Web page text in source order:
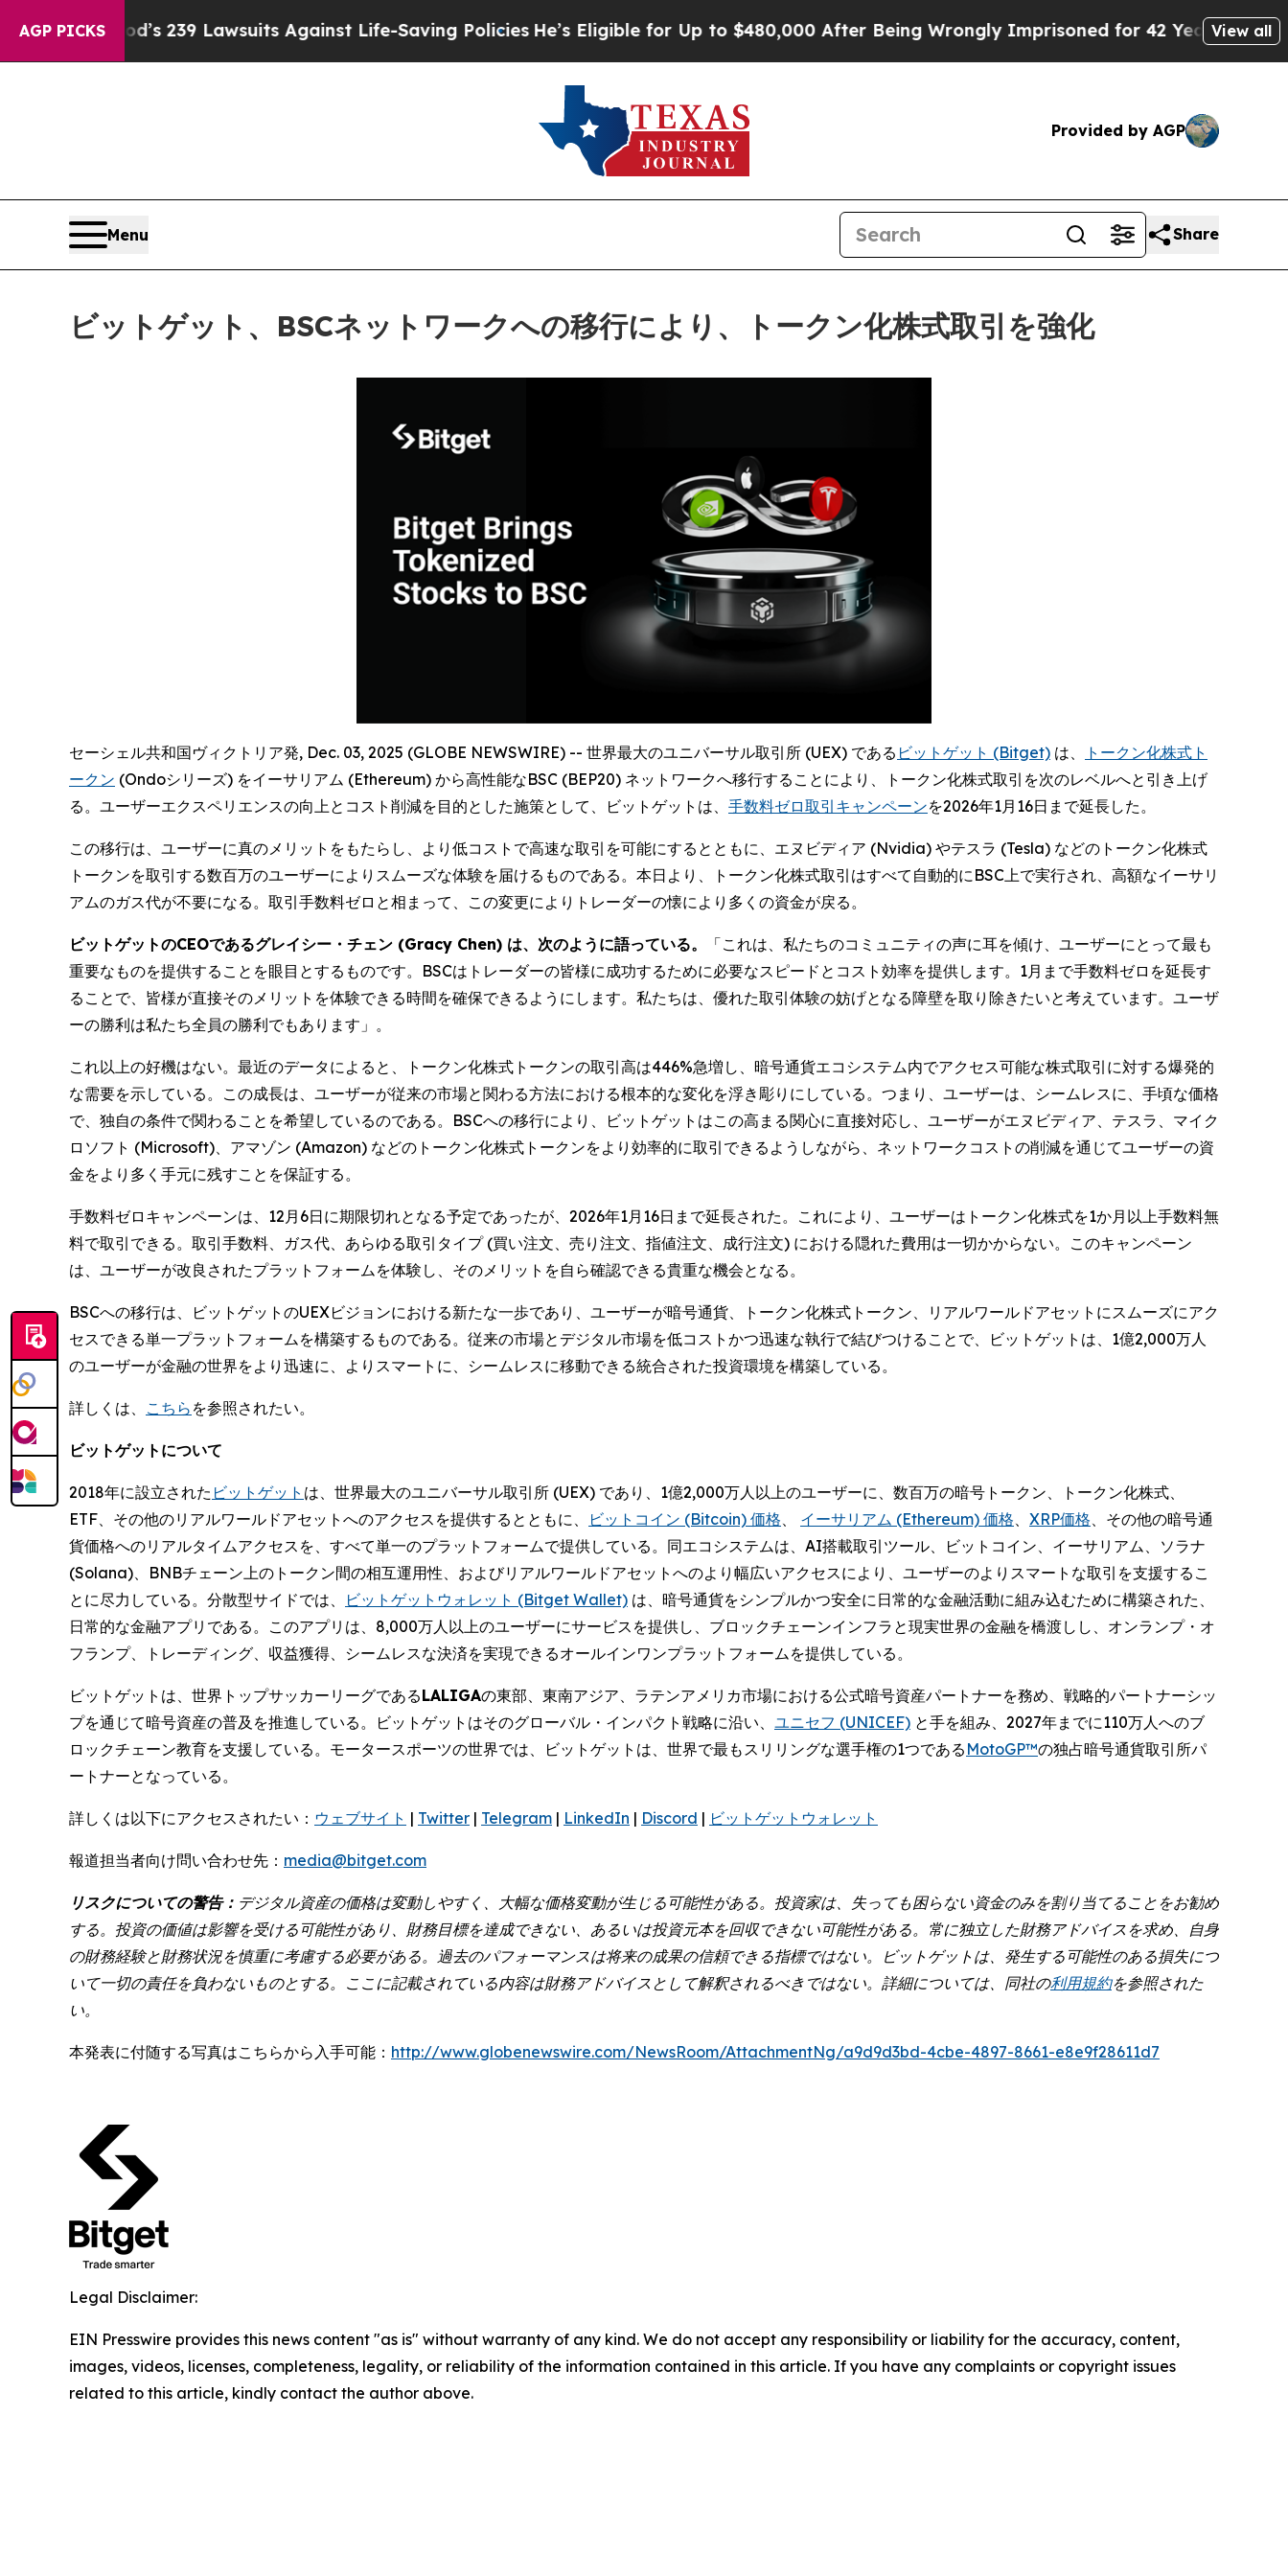
AGP PICKS
Food’s 239 Lawsuits Against Life-Saving PoliciesHe’s Eligible for Up to $480,000 After Being Wrongly Imprisoned for 42 Years. The State Says
View all
Provided by AGP
Menu Share
ビットゲット、BSCネットワークへの移行により、トークン化株式取引を強化
セーシェル共和国ヴィクトリア発, Dec. 03, 2025 (GLOBE NEWSWIRE) -- 世界最大のユニバーサル取引所 (UEX) である ビットゲット (Bitget) は、
トークン化株式ト
ークン (Ondoシリーズ) をイーサリアム (Ethereum) から高性能なBSC (BEP20) ネットワークへ移行することにより、トークン化株式取引を次のレベルへと引き上げ
る。ユーザーエクスペリエンスの向上とコスト削減を目的とした施策として、ビットゲットは、 手数料ゼロ取引キャンペーンを2026年1月16日まで延長した。
この移行は、ユーザーに真のメリットをもたらし、より低コストで高速な取引を可能にするとともに、エヌビディア (Nvidia) やテスラ (Tesla) などのトークン化株式
トークンを取引する数百万のユーザーによりスムーズな体験を届けるものである。本日より、トークン化株式取引はすべて自動的にBSC上で実行され、高額なイーサリ
アムのガス代が不要になる。取引手数料ゼロと相まって、この変更によりトレーダーの懐により多くの資金が戻る。
ビットゲットのCEOであるグレイシー・チェン (Gracy Chen) は、次のように語っている。
「これは、私たちのコミュニティの声に耳を傾け、ユーザーにとって最も
重要なものを提供することを眼目とするものです。BSCはトレーダーの皆様に成功するために必要なスピードとコスト効率を提供します。1月まで手数料ゼロを延長す
ることで、皆様が直接そのメリットを体験できる時間を確保できるようにします。私たちは、優れた取引体験の妨げとなる障壁を取り除きたいと考えています。ユーザ
ーの勝利は私たち全員の勝利でもあります」。
これ以上の好機はない。最近のデータによると、トークン化株式トークンの取引高は446%急増し、暗号通貨エコシステム内でアクセス可能な株式取引に対する爆発的
な需要を示している。この成長は、ユーザーが従来の市場と関わる方法における根本的な変化を浮き彫りにしている。つまり、ユーザーは、シームレスに、手頃な価格
で、独自の条件で関わることを希望しているのである。BSCへの移行により、ビットゲットはこの高まる関心に直接対応し、ユーザーがエヌビディア、テスラ、マイク
ロソフト (Microsoft)、アマゾン (Amazon) などのトークン化株式トークンをより効率的に取引できるようしながら、ネットワークコストの削減を通じてユーザーの資
金をより多く手元に残すことを保証する。
手数料ゼロキャンペーンは、12月6日に期限切れとなる予定であったが、2026年1月16日まで延長された。これにより、ユーザーはトークン化株式を1か月以上手数料無
料で取引できる。取引手数料、ガス代、あらゆる取引タイプ (買い注文、売り注文、指値注文、成行注文) における隠れた費用は一切かからない。このキャンペーン
は、ユーザーが改良されたプラットフォームを体験し、そのメリットを自ら確認できる貴重な機会となる。
BSCへの移行は、ビットゲットのUEXビジョンにおける新たな一歩であり、ユーザーが暗号通貨、トークン化株式トークン、リアルワールドアセットにスムーズにアク
セスできる単一プラットフォームを構築するものである。従来の市場とデジタル市場を低コストかつ迅速な執行で結びつけることで、ビットゲットは、1億2,000万人
のユーザーが金融の世界をより迅速に、よりスマートに、シームレスに移動できる統合された投資環境を構築している。
詳しくは、 こちら を参照されたい。
ビットゲットについて
2018年に設立された ビットゲット は、世界最大のユニバーサル取引所 (UEX) であり、1億2,000万人以上のユーザーに、数百万の暗号トークン、トークン化株式、
ETF、その他のリアルワールドアセットへのアクセスを提供するとともに、
ビットコイン (Bitcoin) 価格 イーサリアム (Ethereum) 価格 XRP価格 、その他の暗号通
貨価格へのリアルタイムアクセスを、すべて単一のプラットフォームで提供している。同エコシステムは、AI搭載取引ツール、ビットコイン、イーサリアム、ソラナ
(Solana)、BNBチェーン上のトークン間の相互運用性、およびリアルワールドアセットへのより幅広いアクセスにより、ユーザーのよりスマートな取引を支援するこ
とに尽力している。分散型サイドでは、
ビットゲットウォレット (Bitget Wallet) は、暗号通貨をシンプルかつ安全に日常的な金融活動に組み込むために構築された、
日常的な金融アプリである。このアプリは、8,000万人以上のユーザーにサービスを提供し、ブロックチェーンインフラと現実世界の金融を橋渡しし、オンランプ・オ
フランプ、トレーディング、収益獲得、シームレスな決済を実現できるオールインワンプラットフォームを提供している。
ビットゲットは、世界トップサッカーリーグであるLALIGAの東部、東南アジア、ラテンアメリカ市場における公式暗号資産パートナーを務め、戦略的パートナーシッ
プを通じて暗号資産の普及を推進している。ビットゲットはそのグローバル・インパクト戦略に沿い、 ユニセフ (UNICEF) と手を組み、2027年までに110万人へのブ
ロックチェーン教育を支援している。モータースポーツの世界では、ビットゲットは、世界で最もスリリングな選手権の1つである MotoGP™の独占暗号通貨取引所パ
ートナーとなっている。
詳しくは以下にアクセスされたい： ウェブサイト | Twitter | Telegram | LinkedIn | Discord | ビットゲットウォレット
報道担当者向け問い合わせ先： media@bitget.com
リスクについての警告： デジタル資産の価格は変動しやすく、大幅な価格変動が生じる可能性がある。投資家は、失っても困らない資金のみを割り当てることをお勧め
する。投資の価値は影響を受ける可能性があり、財務目標を達成できない、あるいは投資元本を回収できない可能性がある。常に独立した財務アドバイスを求め、自身
の財務経験と財務状況を慎重に考慮する必要がある。過去のパフォーマンスは将来の成果の信頼できる指標ではない。ビットゲットは、発生する可能性のある損失につ
いて一切の責任を負わないものとする。ここに記載されている内容は財務アドバイスとして解釈されるべきではない。詳細については、同社の利用規約を参照された
い。
本発表に付随する写真はこちらから入手可能： http://www.globenewswire.com/NewsRoom/AttachmentNg/a9d9d3bd-4cbe-4897-8661-e8e9f28611d7
Legal Disclaimer:
EIN Presswire provides this news content "as is" without warranty of any kind. We do not accept any responsibility or liability for the accuracy, content,
images, videos, licenses, completeness, legality, or reliability of the information contained in this article. If you have any complaints or copyright issues
related to this article, kindly contact the author above.